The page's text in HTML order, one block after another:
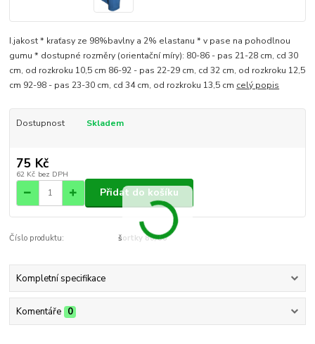
I.jakost * kraťasy ze 98%bavlny a 2% elastanu * v pase na pohodlnou
gumu * dostupné rozměry (orientační míry): 80-86 - pas 21-28 cm, cd 30
cm, od rozkroku 10,5 cm 86-92 - pas 22-29 cm, cd 32 cm, od rozkroku 12,5
cm 92-98 - pas 23-30 cm, cd 34 cm, od rozkroku 13,5 cm celý popis
Dostupnost Skladem
75 Kč
62 Kč bez DPH
Přidat do košíku
Číslo produktu: šortky 80/86
Kompletní specifikace
Komentáře 0